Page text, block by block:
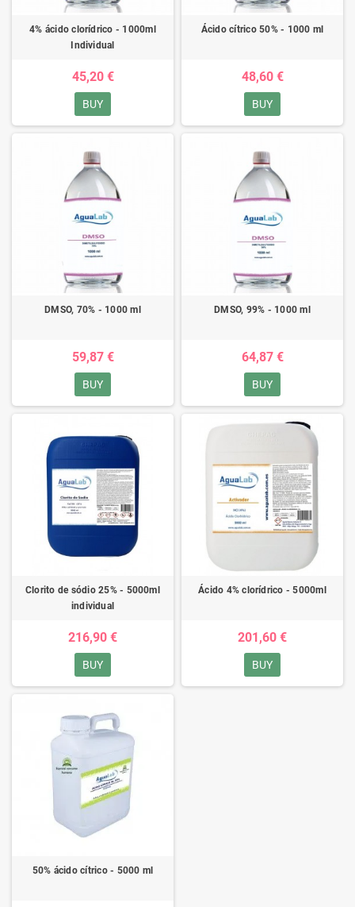
4% ácido clorídrico - 1000ml
Individual
45,20 €
BUY
Ácido cítrico 50% - 1000 ml
48,60 €
BUY
DMSO, 70% - 1000 ml
59,87 €
BUY
DMSO, 99% - 1000 ml
64,87 €
BUY
Clorito de sódio 25% - 5000ml
individual
216,90 €
BUY
Ácido 4% clorídrico - 5000ml
201,60 €
BUY
50% ácido cítrico - 5000 ml